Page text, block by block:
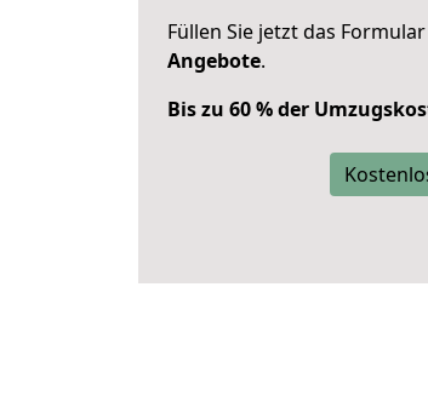
Füllen Sie jetzt das
Angebote.
Bis zu 60 % der